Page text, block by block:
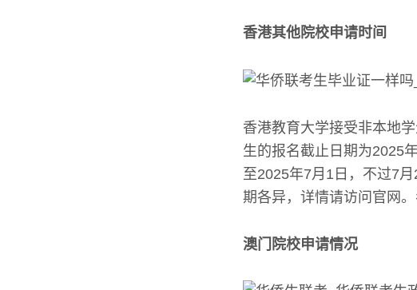
香港其他院校申请时间
香港教育大学接受非本地
生的报名截止日期为2025
至2025年7月1日，不过7
期各异，详情请访问官网
澳门院校申请情况